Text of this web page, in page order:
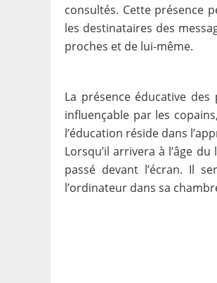
consultés. Cette présence
les destinataires des
proches et de lui-même.
La présence éducative
influençable par les
l’éducation réside dans
Lorsqu’il arrivera à l’âge
passé devant l’écran. Il
l’ordinateur dans sa